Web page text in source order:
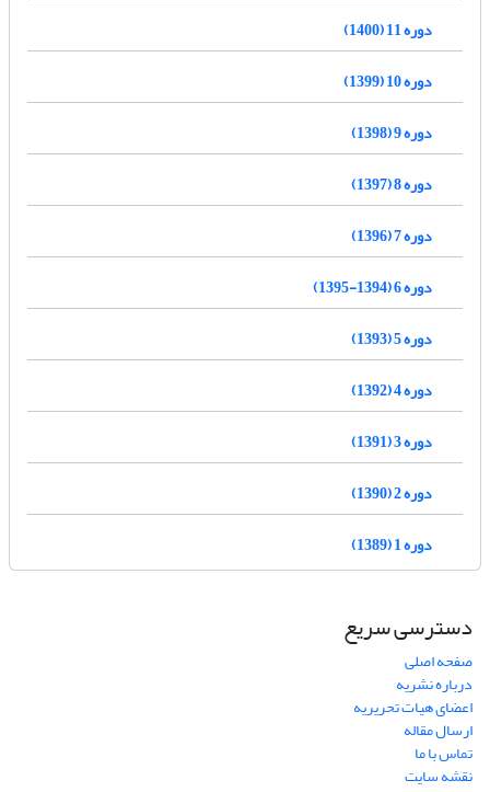
دوره 11 (1400)
دوره 10 (1399)
دوره 9 (1398)
دوره 8 (1397)
دوره 7 (1396)
دوره 6 (1394-1395)
دوره 5 (1393)
دوره 4 (1392)
دوره 3 (1391)
دوره 2 (1390)
دوره 1 (1389)
دسترسی سریع
صفحه اصلی
درباره نشریه
اعضای هیات تحریریه
ارسال مقاله
تماس با ما
نقشه سایت